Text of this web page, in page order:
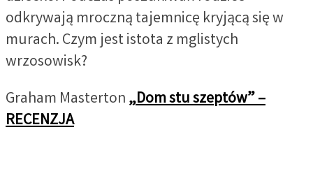
odkrywają mroczną tajemnicę kryjącą się w
murach. Czym jest istota z mglistych
wrzosowisk?
Graham Masterton„Dom stu szeptów” –
RECENZJA